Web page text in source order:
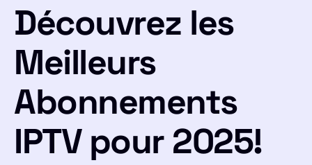
Découvrez les
Meilleurs
Abonnements
IPTV pour 2025!